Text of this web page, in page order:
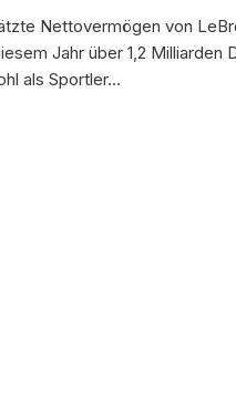
Nettovermögen von
Jahr über 1,2 Milliarden
als Sportler…